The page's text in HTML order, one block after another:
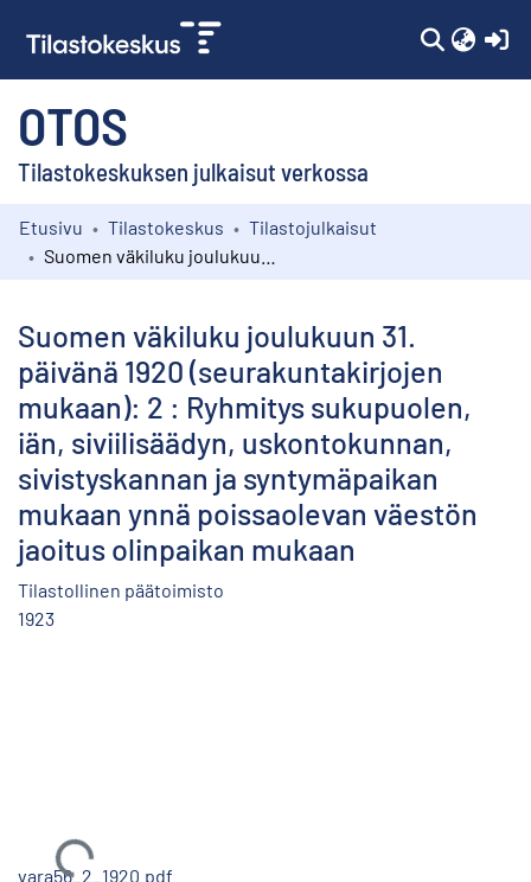
OTOS
Tilastokeskuksen julkaisut verkossa
Kokoelmat
Etusivu Tilastokeskus
Tilastojulkaisut
Suomen väkiluku joulukuun 31.
päivänä 1920 (seurakuntakirjojen
mukaan): 2 : Ryhmitys sukupuolen,
iän, siviilisäädyn, uskontokunnan,
sivistyskannan ja syntymäpaikan
mukaan ynnä poissaolevan väestön
jaoitus olinpaikan mukaan
Tilastollinen päätoimisto
1923
vara56_2_1920.pdf